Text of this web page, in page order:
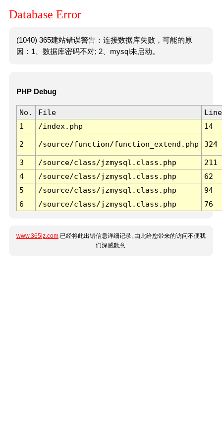
Database Error
(1040) 365建站错误警告：连接数据库失败，可能的原
因：1、数据库密码不对; 2、mysql未启动。
PHP Debug
No. File
Line
1
/index.php 14
2 /source/function/function_extend.php 324
3 /source/class/jzmysql.class.php
211
4
/source/class/jzmysql.class.php
62
5
/source/class/jzmysql.class.php
94
6
/source/class/jzmysql.class.php 76
www.365jz.com 已经将此出错信息详细记录, 由此给您带来的访问不便我
们深感歉意.